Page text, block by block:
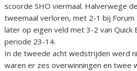
scoorde SHO viermaal. Halverwege
tweemaal verloren, met 2-1 bij
later op eigen veld met 3-2 van Quick
periode 23-14.
In de tweede acht wedstrijden werd
waren er zes overwinningen en twee